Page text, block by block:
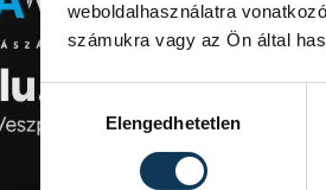
weboldalhasználatra
számukra vagy az Ön által
Hozzájárulás kiválasztása
Elengedhetetlen